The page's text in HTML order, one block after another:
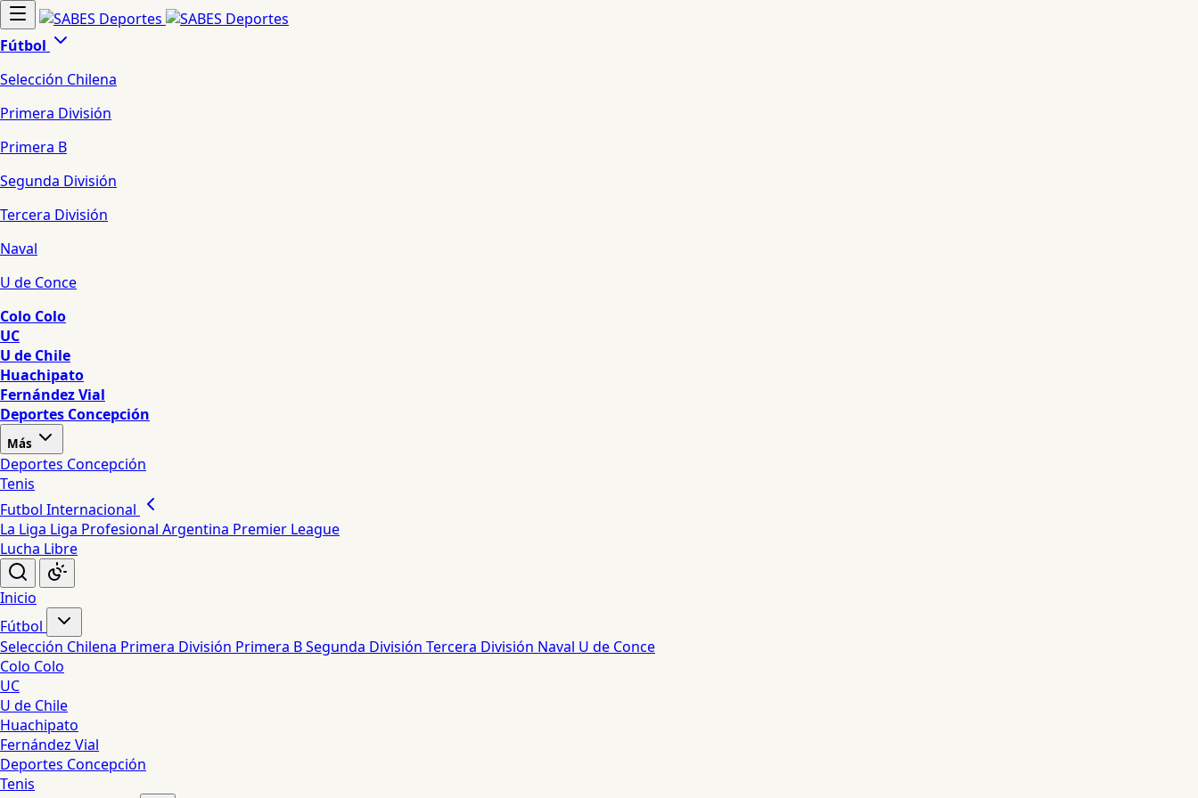
Fútbol
Selección Chilena
Primera División
Primera B
Segunda División
Tercera División
Naval
U de Conce
Colo Colo
UC
U de Chile
Huachipato
Fernández Vial
Deportes Concepción
Más
Deportes Concepción
Tenis
Futbol Internacional
La Liga Liga Profesional Argentina Premier League
Lucha Libre
Inicio
Fútbol
Selección Chilena Primera División Primera BSegunda División Tercera División Naval U de Conce
Colo Colo
UC
U de Chile
Huachipato
Fernández Vial
Deportes Concepción
Tenis